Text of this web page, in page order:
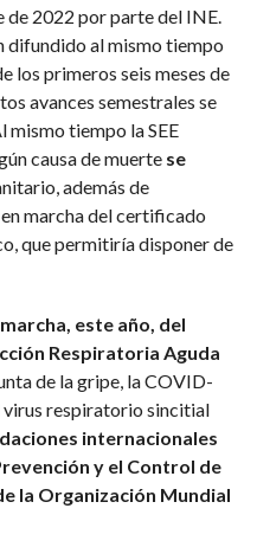
2022 por parte del INE.
difundido al mismo tiempo
los primeros seis meses de
avances semestrales se
mismo tiempo la SEE
causa de muerte se
además de
marcha del certificado
que permitiría disponer de
este año, del
Respiratoria Aguda
de la gripe, la COVID-
virus respiratorio sincitial
internacionales
y el Control de
la Organización Mundial